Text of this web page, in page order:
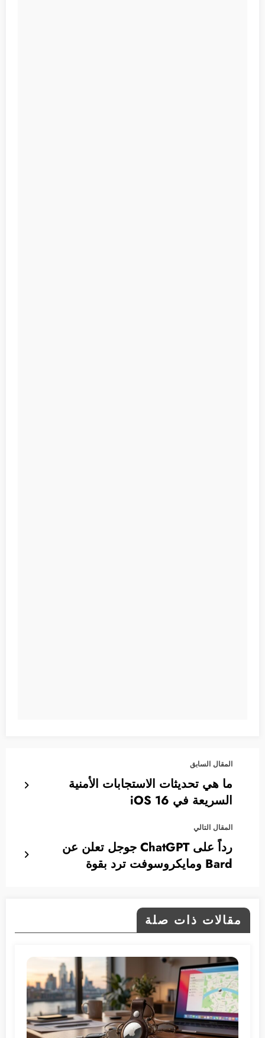
المقال السابق
ما هي تحديثات الاستجابات الأمنية
السريعة في iOS 16
المقال التالي
رداً على ChatGPT جوجل تعلن عن
Bard ومايكروسوفت ترد بقوة
مقالات ذات صلة